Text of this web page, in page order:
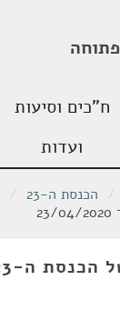
ח"כים וסיעות
ועדות
/ הכנסת ה-23 /